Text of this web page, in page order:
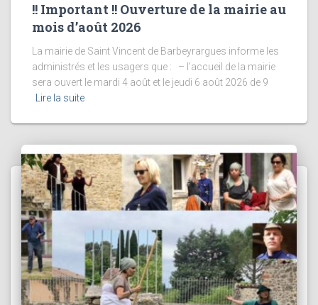
!! Important !! Ouverture de la mairie au
mois d’août 2026
La mairie de Saint Vincent de Barbeyrargues informe les
administrés et les usagers que : – l’accueil de la mairie
sera ouvert le mardi 4 août et le jeudi 6 août 2026 de 9
Lire la suite